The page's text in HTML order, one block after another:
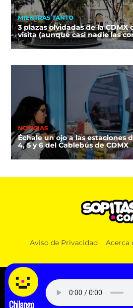
MIENTRAS TANTO
3 plazas olvidadas de la
visita (aunque casi nadie las
NOTICIAS
Échale un ojo a las estaciones
4, 5 y 6 del Cablebús de CDMX
Aviso de Privacidad Acerca
© 2026 SOPITAS.COM - MÚSICA, NOTICIAS,
MÁS!.